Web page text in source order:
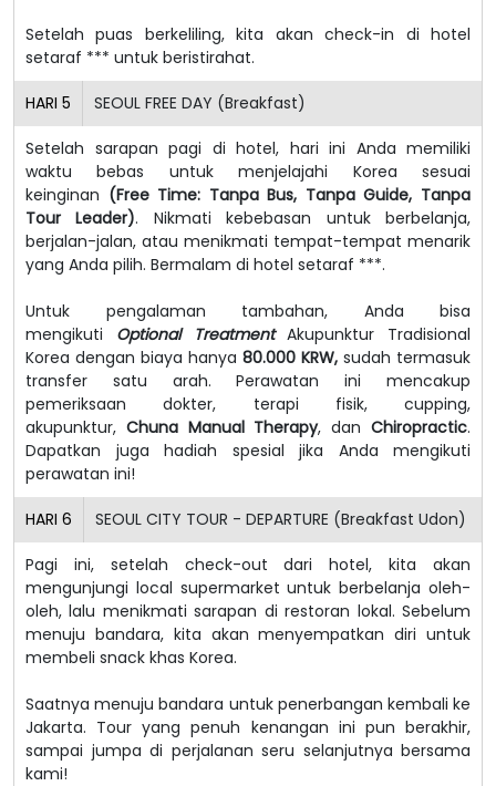
Setelah puas berkeliling, kita akan check-in di hotel
setaraf *** untuk beristirahat.
HARI 5 SEOUL FREE DAY (Breakfast)
Setelah sarapan pagi di hotel, hari ini Anda memiliki
waktu bebas untuk menjelajahi Korea sesuai
keinginan (Free Time: Tanpa Bus, Tanpa Guide, Tanpa
Tour Leader). Nikmati kebebasan untuk berbelanja,
berjalan-jalan, atau menikmati tempat-tempat menarik
yang Anda pilih. Bermalam di hotel setaraf ***.
Untuk pengalaman tambahan, Anda bisa
mengikuti Optional Treatment Akupunktur Tradisional
Korea dengan biaya hanya 80.000 KRW, sudah termasuk
transfer satu arah. Perawatan ini mencakup
pemeriksaan dokter, terapi fisik, cupping,
akupunktur, Chuna Manual Therapy, danChiropractic.
Dapatkan juga hadiah spesial jika Anda mengikuti
perawatan ini!
HARI 6 SEOUL CITY TOUR - DEPARTURE (Breakfast Udon)
Pagi ini, setelah check-out dari hotel, kita akan
mengunjungi local supermarket untuk berbelanja oleh-
oleh, lalu menikmati sarapan di restoran lokal. Sebelum
menuju bandara, kita akan menyempatkan diri untuk
membeli snack khas Korea.
Saatnya menuju bandara untuk penerbangan kembali ke
Jakarta. Tour yang penuh kenangan ini pun berakhir,
sampai jumpa di perjalanan seru selanjutnya bersama
kami!